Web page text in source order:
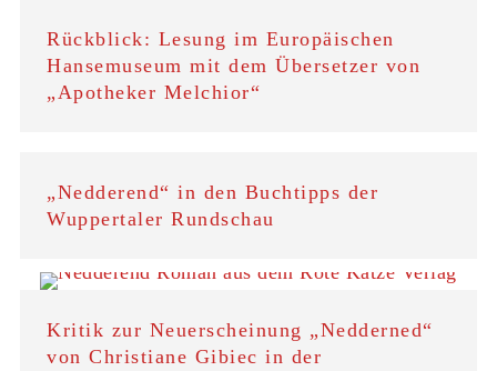
Rückblick: Lesung im Europäischen
Hansemuseum mit dem Übersetzer von
„Apotheker Melchior“
„Nedderend“ in den Buchtipps der
Wuppertaler Rundschau
Kritik zur Neuerscheinung „Nedderned“
von Christiane Gibiec in der